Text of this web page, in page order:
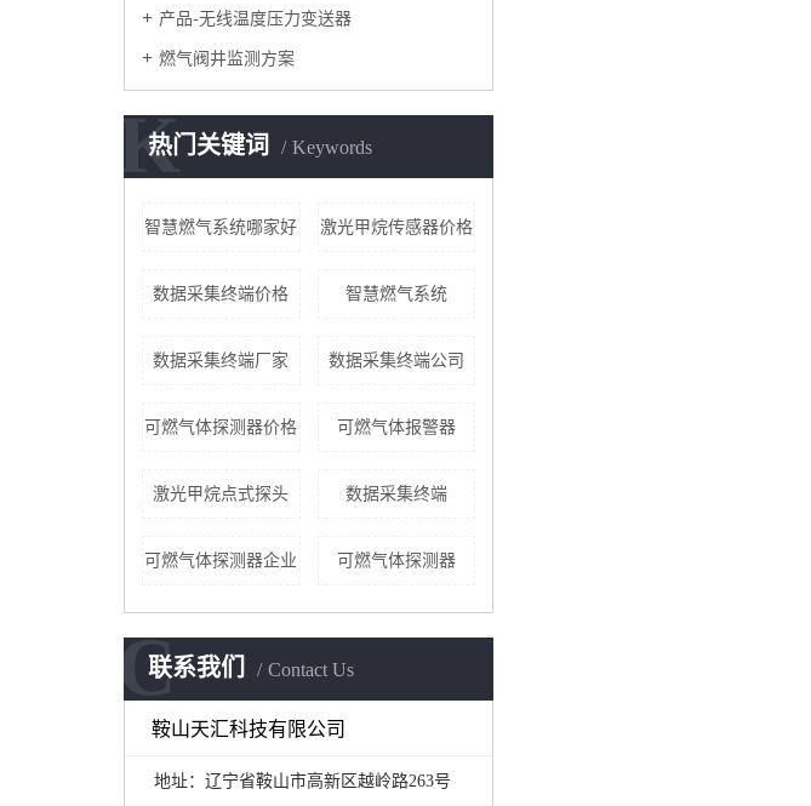
产品-无线温度压力变送器
燃气阀井监测方案
热门关键词 Keywords
K
智慧燃气系统哪家好 激光甲烷传感器价格
数据采集终端价格 智慧燃气系统
数据采集终端厂家 数据采集终端公司
可燃气体探测器价格 可燃气体报警器
激光甲烷点式探头 数据采集终端
可燃气体探测器企业 可燃气体探测器
联系我们 Contact Us
C
鞍山天汇科技有限公司
地址：辽宁省鞍山市高新区越岭路263号